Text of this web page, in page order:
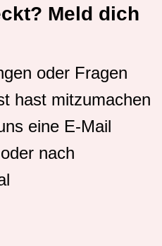
Meld dich
oder Fragen
hast mitzumachen
eine E-Mail
nach